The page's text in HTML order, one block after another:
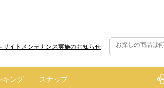
サイトメンテナンス実施のお知らせ
キング スナップ